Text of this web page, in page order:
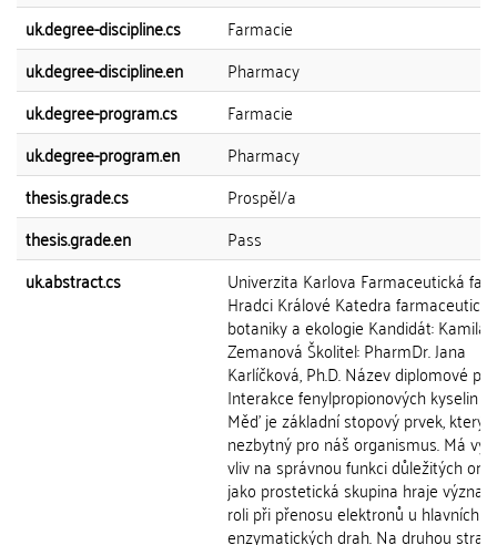
uk.degree-discipline.cs
Farmacie
uk.degree-discipline.en
Pharmacy
uk.degree-program.cs
Farmacie
uk.degree-program.en
Pharmacy
thesis.grade.cs
Prospěl/a
thesis.grade.en
Pass
uk.abstract.cs
Univerzita Karlova Farmaceutická
Hradci Králové Katedra farmaceutické
botaniky a ekologie Kandidát: Kamila
Zemanová Školitel: PharmDr. Jana
Karlíčková, Ph.D. Název diplomové
Interakce fenylpropionových kyselin
Měď je základní stopový prvek, který
nezbytný pro náš organismus. Má
vliv na správnou funkci důležitých
jako prostetická skupina hraje
roli při přenosu elektronů u hlavních
enzymatických drah. Na druhou